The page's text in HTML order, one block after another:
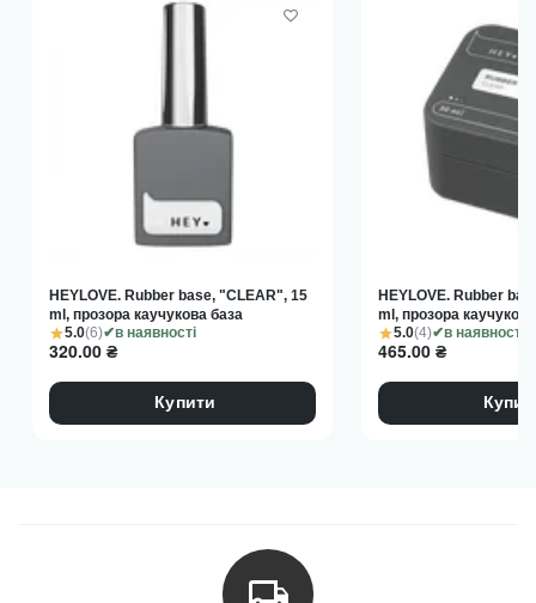
Полімеризуйте: 2 хвилини в UV-лампі або 60 секунд у LED.
5.0(6) в наявності
HEYLOVE. Rubber base, "CLEAR", 15
ml, прозора каучукова база
320.00 ₴
Купити
5.0(4) в наявності
HEYLOVE. Rubber
ml, прозора
465.00 ₴